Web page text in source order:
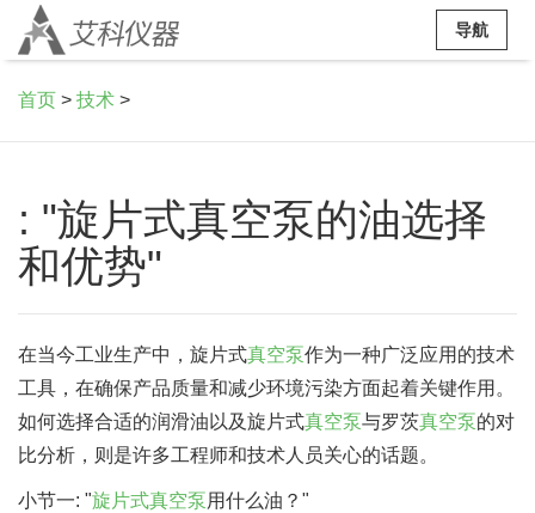
导航
首页 > 技术 >
: "旋片式真空泵的油选择
和优势"
在当今工业生产中，旋片式真空泵作为一种广泛应用的技术
工具，在确保产品质量和减少环境污染方面起着关键作用。
如何选择合适的润滑油以及旋片式真空泵与罗茨真空泵的对
比分析，则是许多工程师和技术人员关心的话题。
小节一: "旋片式真空泵用什么油？"